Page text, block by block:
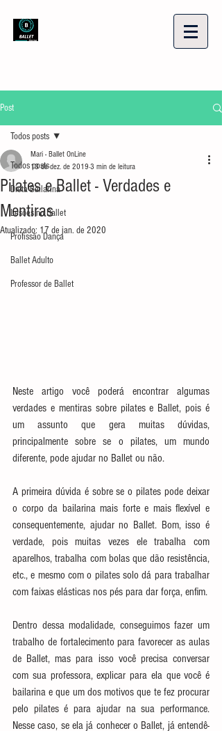
Post
Todos posts
Dieta Bailarina
Lesões no Ballet
Profissão Dança
Ballet Adulto
Professor de Ballet
Todos posts
Pilates e Ballet - Verdades e
Mentiras
Mari - Ballet OnLine
13 de dez. de 2019 3 min de leitura
Atualizado: 17 de jan. de 2020
Neste artigo você poderá encontrar algumas
verdades e mentiras sobre pilates e Ballet, pois é
um assunto que gera muitas dúvidas,
principalmente sobre se o pilates, um mundo
diferente, pode ajudar no Ballet ou não.
A primeira dúvida é sobre se o pilates pode deixar
o corpo da bailarina mais forte e mais flexível e
consequentemente, ajudar no Ballet. Bom, isso é
verdade, pois muitas vezes ele trabalha com
aparelhos, trabalha com bolas que dão resistência,
etc., e mesmo com o pilates solo dá para trabalhar
com faixas elásticas nos pés para dar força, enfim.
Dentro dessa modalidade, conseguimos fazer um
trabalho de fortalecimento para favorecer as aulas
de Ballet, mas para isso você precisa conversar
com sua professora, explicar para ela que você é
bailarina e que um dos motivos que te fez procurar
pelo pilates é para ajudar na sua performance.
Nesse caso, se ela já conhecer o Ballet, já entendê-